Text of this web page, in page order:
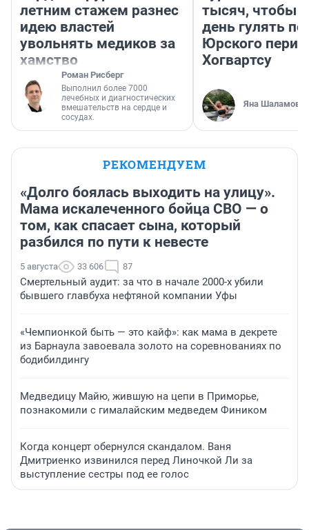
летним стажем разнес
идею властей
увольнять медиков за
хамство
Роман Рисберг
Выполнил более 7000
лечебных и диагностических
вмешательств на сердце и
сосудах.
тысяч, чтобы
день гулять по
Юрского
Хогвартсу
Яна Шаламова
РЕКОМЕНДУЕМ
«Долго боялась выходить на улицу».
Мама искалеченного бойца СВО — о
том, как спасает сына, который
разбился по пути к невесте
5 августа 33 606 87
Смертельный аудит: за что в начале 2000-х убили
бывшего главбуха нефтяной компании Уфы
«Чемпионкой быть — это кайф»: как мама в декрете
из Барнаула завоевала золото на соревнованиях по
бодибилдингу
Медведицу Майю, жившую на цепи в Приморье,
познакомили с гималайским медведем Фиником
Когда концерт обернулся скандалом. Ваня
Дмитриенко извинился перед Линочкой Ли за
выступление сестры под ее голос